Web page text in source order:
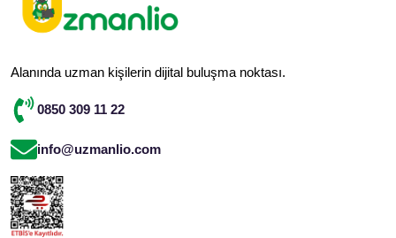
Alanında uzman kişilerin dijital buluşma noktası.
0850 309 11 22
info@uzmanlio.com